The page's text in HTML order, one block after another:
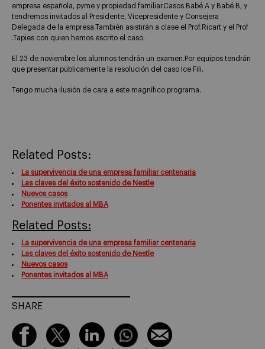
empresa española, pyme y propiedad familiar.Casos Babé A y Babé B, y
tendremos invitados al Presidente, Vicepresidente y Consejera
Delegada de la empresa.También asistirán a clase el Prof.Ricart y el Prof
.Tapies con quien hemos escrito el caso.
El 23 de noviembre los alumnos tendrán un examen.Por equipos tendrán
que presentar públicamente la resolución del caso Ice Fili.
Tengo mucha ilusión de cara a este magnífico programa.
Related Posts:
La supervivencia de una empresa familiar centenaria
Las claves del éxito sostenido de Nestle
Nuevos casos
Ponentes invitados al MBA
Related Posts:
La supervivencia de una empresa familiar centenaria
Las claves del éxito sostenido de Nestle
Nuevos casos
Ponentes invitados al MBA
SHARE